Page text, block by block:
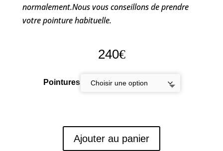
normalement.Nous vous conseillons de prendre
votre pointure habituelle.
240€
Pointures
Ajouter au panier